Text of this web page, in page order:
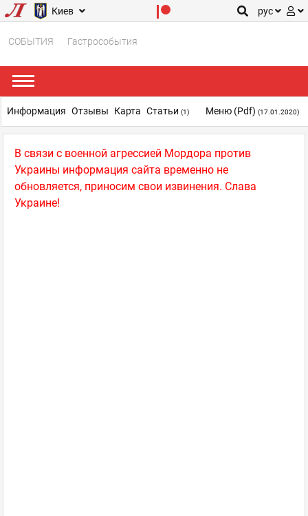
Киев рус
СОБЫТИЯ Гастрособытия
В связи с военной агрессией Мордора против
Украины информация сайта временно не
обновляется, приносим свои извинения. Слава
Украине!
Информация Отзывы Карта Статьи (1) Меню (pdf) (17.01.2020)